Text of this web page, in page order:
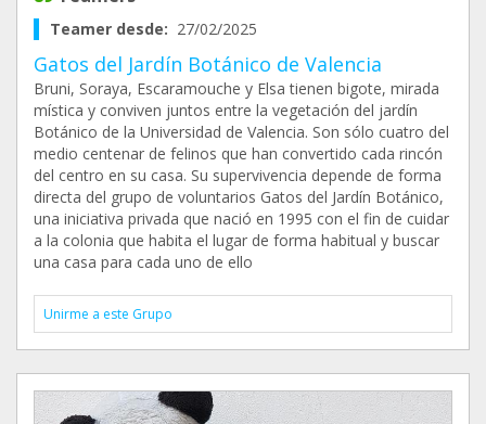
Teamer desde: 27/02/2025
Gatos del Jardín Botánico de Valencia
Bruni, Soraya, Escaramouche y Elsa tienen bigote, mirada
mística y conviven juntos entre la vegetación del jardín
Botánico de la Universidad de Valencia. Son sólo cuatro del
medio centenar de felinos que han convertido cada rincón
del centro en su casa. Su supervivencia depende de forma
directa del grupo de voluntarios Gatos del Jardín Botánico,
una iniciativa privada que nació en 1995 con el fin de cuidar
a la colonia que habita el lugar de forma habitual y buscar
una casa para cada uno de ello
Unirme a este Grupo